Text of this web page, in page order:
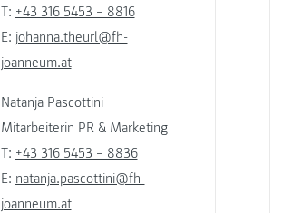
T: +43 316 5453 – 8816
E: johanna.theurl@fh-
joanneum.at
Natanja Pascottini
Mitarbeiterin PR & Marketing
T: +43 316 5453 – 8836
E: natanja.pascottini@fh-
joanneum.at